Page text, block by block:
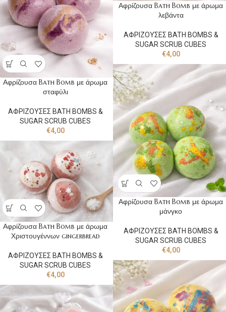
Αφρίζουσα Bath Bomb με άρωμα
λεβάντα
ΑΦΡΙΖΟΥΣΕΣ BATH BOMBS &
SUGAR SCRUB CUBES
€4,00
Αφρίζουσα Bath Bomb με άρωμα
σταφύλι
ΑΦΡΙΖΟΥΣΕΣ BATH BOMBS &
SUGAR SCRUB CUBES
€4,00
Αφρίζουσα Bath Bomb με άρωμα
μάνγκο
ΑΦΡΙΖΟΥΣΕΣ BATH BOMBS &
SUGAR SCRUB CUBES
€4,00
Αφρίζουσα Bath Bomb με άρωμα
Χριστουγέννων gingerbread
ΑΦΡΙΖΟΥΣΕΣ BATH BOMBS &
SUGAR SCRUB CUBES
€4,00